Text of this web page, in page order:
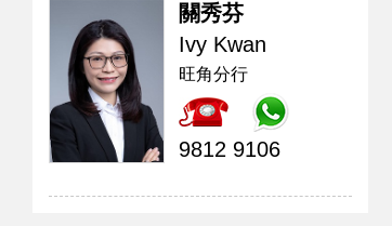
關秀芬
Ivy Kwan
旺角分行
9812 9106